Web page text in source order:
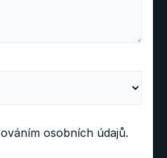
osobních údajů.